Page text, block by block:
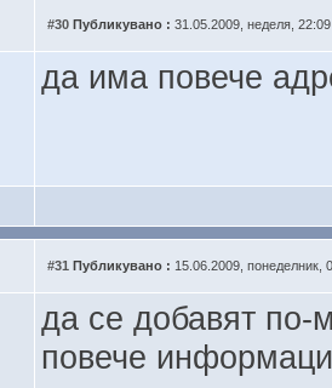
#30 Публикувано : 31.05.2009, неделя,
да има повече
#31 Публикувано : 15.06.2009, понеделник,
да се добавят по-
повече